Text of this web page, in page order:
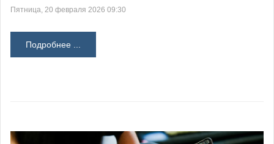
Пятница, 20 февраля 2026 09:30
Подробнее ...